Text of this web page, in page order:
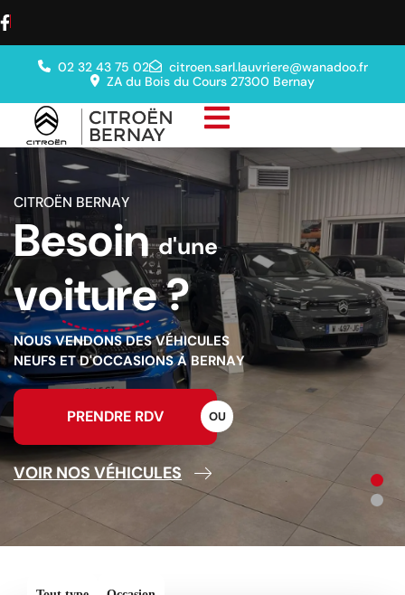
02 32 43 75 02
citroen.sarl.lauvriere@wanadoo.fr
ZA du Bois du Cours 27300 Bernay
CITROËN BERNAY
Besoin d'une
voiture?
NOUS VENDONS DES VÉHICULES
NEUFS ET D'OCCASIONS À BERNAY
PRENDRE RDV OU
VOIR NOS VÉHICULES